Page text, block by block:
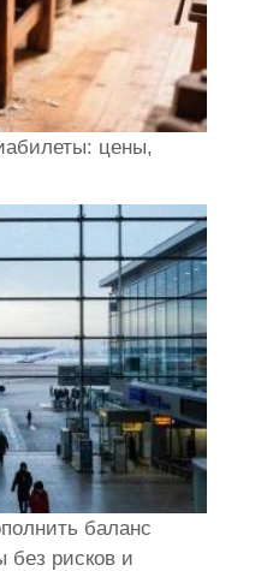
цены,
баланс
без рисков и